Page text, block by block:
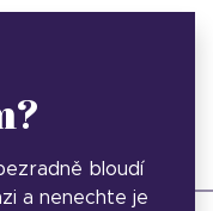
bloudí
a nenechte je